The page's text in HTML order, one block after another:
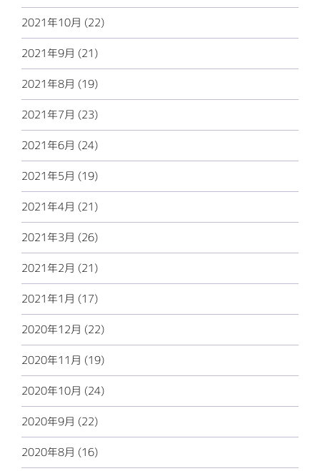
2021年10月 (22)
2021年9月 (21)
2021年8月 (19)
2021年7月 (23)
2021年6月 (24)
2021年5月 (19)
2021年4月 (21)
2021年3月 (26)
2021年2月 (21)
2021年1月 (17)
2020年12月 (22)
2020年11月 (19)
2020年10月 (24)
2020年9月 (22)
2020年8月 (16)